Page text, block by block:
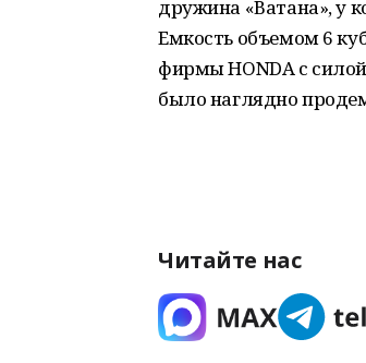
дружина «Ватана», у
Емкость объемом 6
фирмы HONDA с
было наглядно
Читайте нас